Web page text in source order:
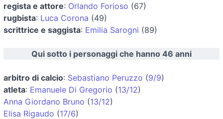
regista e attore: Orlando Forioso (67)
rugbista: Luca Corona (49)
scrittrice e saggista: Emilia Sarogni (89)
Qui sotto i personaggi che hanno 46 anni
arbitro di calcio: Sebastiano Peruzzo (9/9)
atleta: Emanuele Di Gregorio (13/12)
Anna Giordano Bruno (13/12)
Elisa Rigaudo (17/6)